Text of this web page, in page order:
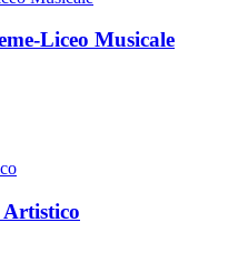
Liceo Musicale